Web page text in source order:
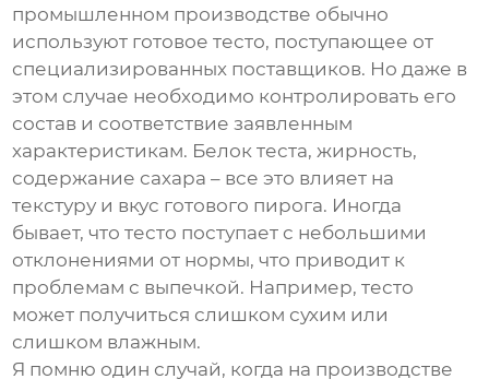
промышленном производстве обычно
используют готовое тесто, поступающее от
специализированных поставщиков. Но даже в
этом случае необходимо контролировать его
состав и соответствие заявленным
характеристикам. Белок теста, жирность,
содержание сахара – все это влияет на
текстуру и вкус готового пирога. Иногда
бывает, что тесто поступает с небольшими
отклонениями от нормы, что приводит к
проблемам с выпечкой. Например, тесто
может получиться слишком сухим или
слишком влажным.
Я помню один случай, когда на производстве